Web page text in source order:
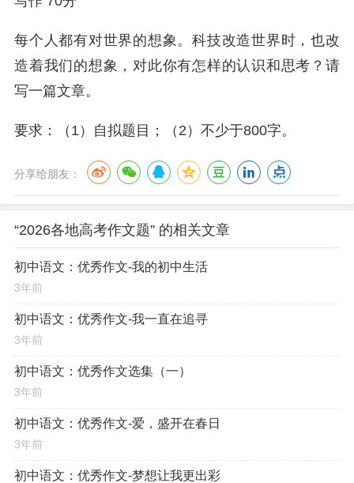
每个人都有对世界的想象。科技改造世界时，也改
造着我们的想象，对此你有怎样的认识和思考？请
写一篇文章。
要求：（1）自拟题目；（2）不少于800字。
分享给朋友：
“2026各地高考作文题” 的相关文章
初中语文：优秀作文-我的初中生活
3年前
初中语文：优秀作文-我一直在追寻
3年前
初中语文：优秀作文选集（一）
3年前
初中语文：优秀作文-爱，盛开在春日
3年前
初中语文：优秀作文-梦想让我更出彩